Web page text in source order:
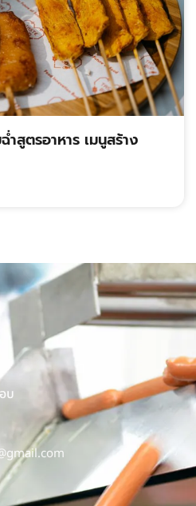
สูตรอาหาร เมนูสร้าง
บ